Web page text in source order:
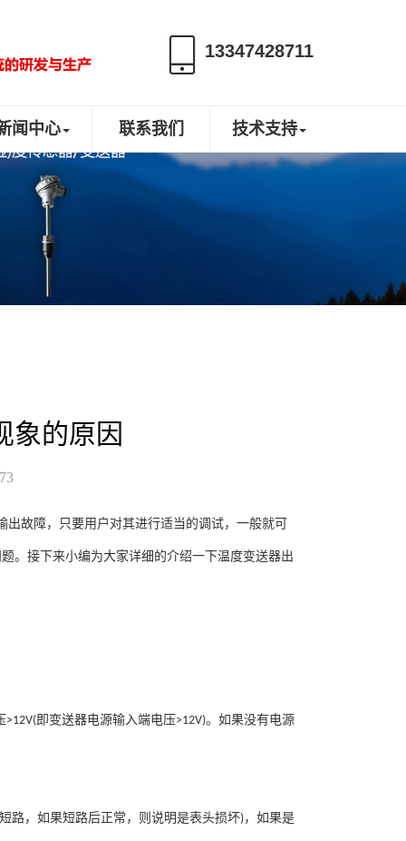
13347428711
闻中心 联系我们 技术支持
象的原因
出故障，只要用户对其进行适当的调试，一般就可
。接下来小编为大家详细的介绍一下温度变送器出
>12V(即变送器电源输入端电压>12V)。如果没有电源
路，如果短路后正常，则说明是表头损坏)，如果是